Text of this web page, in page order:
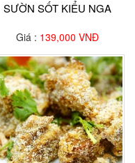
SƯỜN SỐT KIỂU NGA
Giá : 139,000 VNĐ